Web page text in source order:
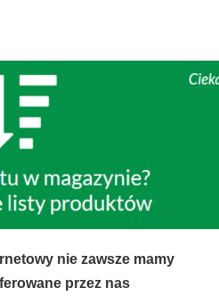
nie zawsze mamy
przez nas